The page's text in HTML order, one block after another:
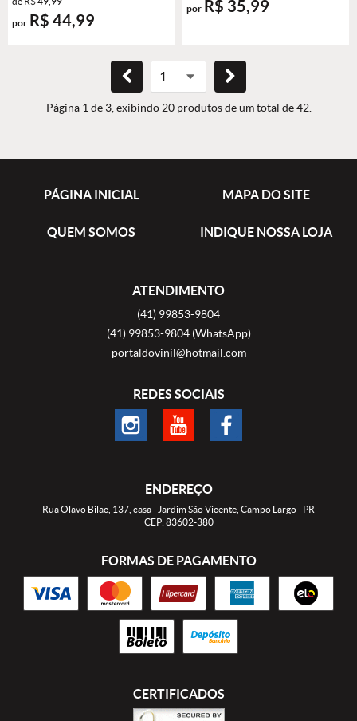
por R$ 44,99
por R$ 35,99
Página 1 de 3, exibindo 20 produtos de um total de 42.
PÁGINA INICIAL MAPA DO SITE
QUEM SOMOS INDIQUE NOSSA LOJA
ATENDIMENTO
(41) 99853-9804
(41)99853-9804 (WhatsApp)
portaldovinil@hotmail.com
REDES SOCIAIS
ENDEREÇO
Rua Olavo Bilac, 137, casa- Jardim São Vicente, Campo Largo- PR
CEP: 83602-380
FORMAS DE PAGAMENTO
CERTIFICADOS